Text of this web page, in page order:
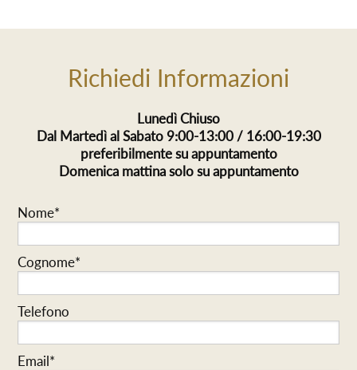
Richiedi Informazioni
Lunedì Chiuso
Dal Martedì al Sabato 9:00-13:00 / 16:00-19:30
preferibilmente su appuntamento
Domenica mattina solo su appuntamento
Nome*
Cognome*
Telefono
Email*